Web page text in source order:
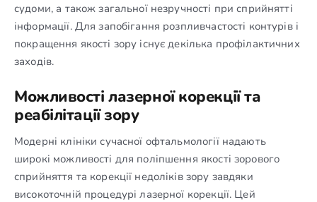
судоми, а також загальної незручності при сприйнятті
інформації. Для запобігання розпливчастості контурів і
покращення якості зору існує декілька профілактичних
заходів.
Можливості лазерної корекції та
реабілітації зору
Модерні клініки сучасної офтальмології надають
широкі можливості для поліпшення якості зорового
сприйняття та корекції недоліків зору завдяки
високоточній процедурі лазерної корекції. Цей